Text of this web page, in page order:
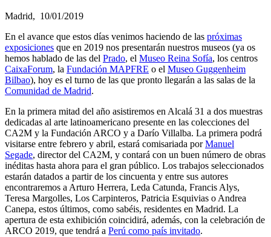
Madrid, 10/01/2019
En el avance que estos días venimos haciendo de las próximas
exposiciones que en 2019 nos presentarán nuestros museos (ya os
hemos hablado de las del Prado, el Museo Reina Sofía, los centros
CaixaForum, la Fundación MAPFRE o el Museo Guggenheim
Bilbao), hoy es el turno de las que pronto llegarán a las salas de la
Comunidad de Madrid.
En la primera mitad del año asistiremos en Alcalá 31 a dos muestras
dedicadas al arte latinoamericano presente en las colecciones del
CA2M y la Fundación ARCO y a Darío Villalba. La primera podrá
visitarse entre febrero y abril, estará comisariada porManuel
Segade, director del CA2M, y contará con un buen número de obras
inéditas hasta ahora para el gran público. Los trabajos seleccionados
estarán datados a partir de los cincuenta y entre sus autores
encontraremos a Arturo Herrera, Leda Catunda, Francis Alys,
Teresa Margolles, Los Carpinteros, Patricia Esquivias o Andrea
Canepa, estos últimos, como sabéis, residentes en Madrid. La
apertura de esta exhibición coincidirá, además, con la celebración de
ARCO 2019, que tendrá a Perú como país invitado.